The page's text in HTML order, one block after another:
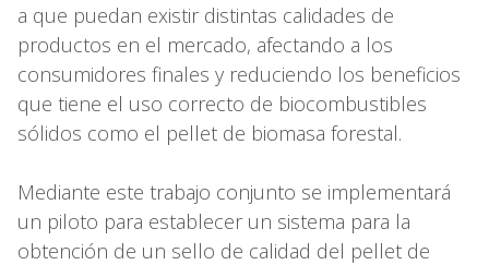
a que puedan existir distintas calidades de
productos en el mercado, afectando a los
consumidores finales y reduciendo los beneficios
que tiene el uso correcto de biocombustibles
sólidos como el pellet de biomasa forestal.
Mediante este trabajo conjunto se implementará
un piloto para establecer un sistema para la
obtención de un sello de calidad del pellet de